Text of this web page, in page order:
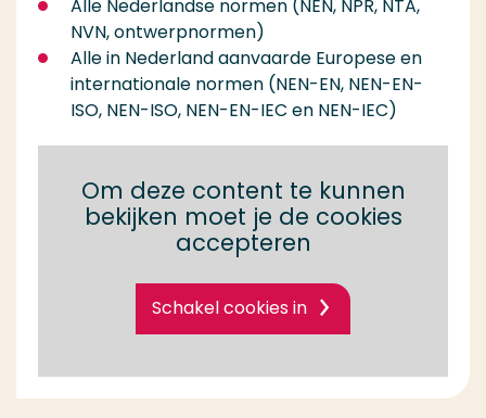
Alle Nederlandse normen (NEN, NPR, NTA,
NVN, ontwerpnormen)
Alle in Nederland aanvaarde Europese en
internationale normen (NEN-EN, NEN-EN-
ISO, NEN-ISO, NEN-EN-IEC en NEN-IEC)
Om deze content te kunnen
bekijken moet je de cookies
accepteren
Schakel cookies in